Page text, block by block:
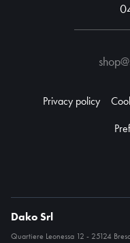
Privacy policy
Dako Srl
Quartiere Leonessa 12 - 25124